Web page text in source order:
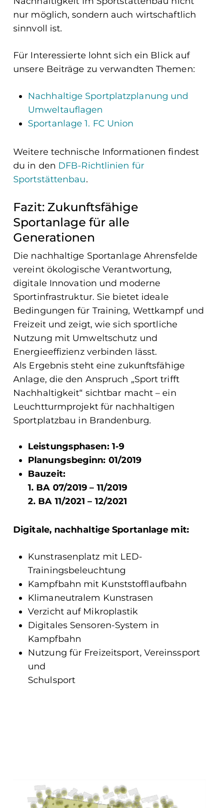
nur möglich, sondern auch wirtschaftlich
sinnvoll ist.
Für Interessierte lohnt sich ein Blick auf
unsere Beiträge zu verwandten Themen:
Nachhaltige Sportplatzplanung und
Umweltauflagen
Sportanlage 1. FC Union
Weitere technische Informationen findest
du in den DFB-Richtlinien für
Sportstättenbau.
Fazit: Zukunftsfähige
Sportanlage für alle
Generationen
Die nachhaltige Sportanlage Ahrensfelde
vereint ökologische Verantwortung,
digitale Innovation und moderne
Sportinfrastruktur. Sie bietet ideale
Bedingungen für Training, Wettkampf und
Freizeit und zeigt, wie sich sportliche
Nutzung mit Umweltschutz und
Energieeffizienz verbinden lässt.
Als Ergebnis steht eine zukunftsfähige
Anlage, die den Anspruch „Sport trifft
Nachhaltigkeit“ sichtbar macht – ein
Leuchtturmprojekt für nachhaltigen
Sportplatzbau in Brandenburg.
Leistungsphasen: 1-9
Planungsbeginn: 01/2019
Bauzeit:
1. BA 07/2019 – 11/2019
2. BA 11/2021 – 12/2021
Digitale, nachhaltige Sportanlage mit:
Kunstrasenplatz mit LED-
Trainingsbeleuchtung
Kampfbahn mit Kunststofflaufbahn
Klimaneutralem Kunstrasen
Verzicht auf Mikroplastik
Digitales Sensoren-System in
Kampfbahn
Nutzung für Freizeitsport, Vereinssport
und
Schulsport